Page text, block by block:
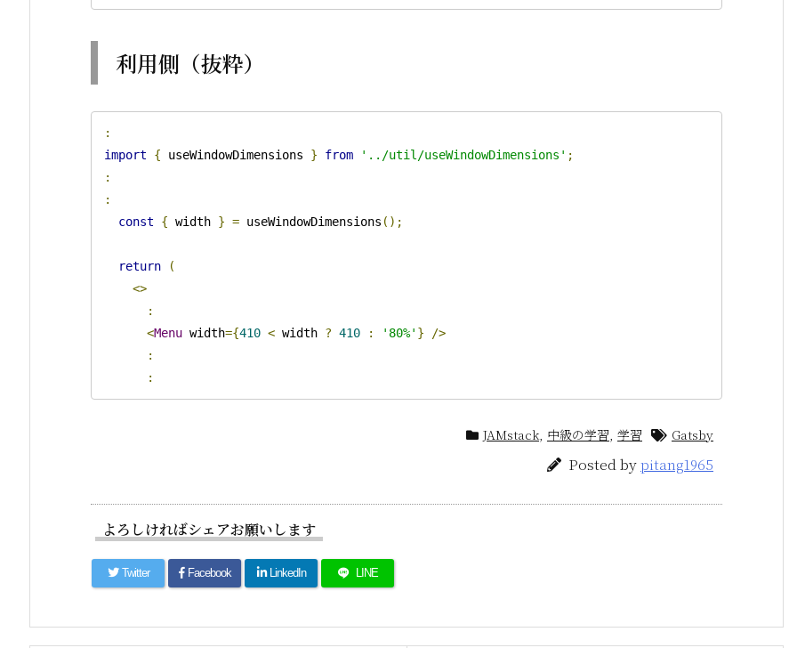
利用側（抜粋）
:
import
{ useWindowDimensions } from '../util/useWindowDimensions' ;
:
:
const
{ width } = useWindowDimensions ();
return
(
<>
:
<Menu width={410 < width ? 410 : '80%' }
/>
:
:
JAMstack, 中級の学習, 学習 Gatsby
Posted bypitang1965
よろしければシェアお願いします
Twitter Facebook LinkedIn LINE